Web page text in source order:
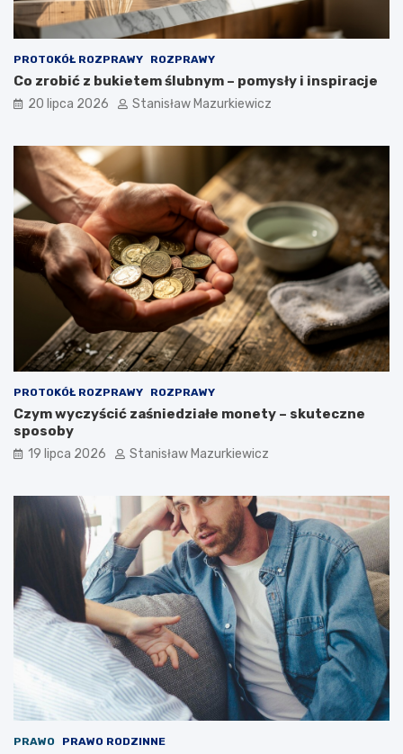
PROTOKÓŁ ROZPRAWY ROZPRAWY
Co zrobić z bukietem ślubnym – pomysły i inspiracje
20 lipca 2026 Stanisław Mazurkiewicz
PROTOKÓŁ ROZPRAWY ROZPRAWY
Czym wyczyścić zaśniedziałe monety – skuteczne
sposoby
19 lipca 2026 Stanisław Mazurkiewicz
PRAWO PRAWO RODZINNE